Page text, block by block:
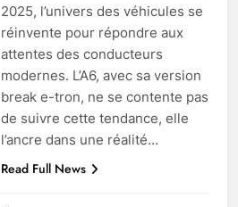
2025, l’univers des véhicules se
réinvente pour répondre aux
attentes des conducteurs
modernes. L’A6, avec sa version
break e-tron, ne se contente pas
de suivre cette tendance, elle
l’ancre dans une réalité…
Read Full News